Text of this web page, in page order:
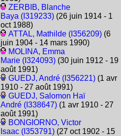
ZERBIB, Blanche
Baya (I319233) (26 juin 1914 - 1
oct 1988)
ATTAL, Mathilde (I356209) (6
juin 1904 - 14 mars 1990)
MOLINA, Emma
Marie (I324093) (30 juin 1912 - 19
août 1991)
GUEDJ, André (I356221) (1 avr
1910 - 27 août 1991)
GUEDJ, Salomon Haï
André (I338647) (1 avr 1910 - 27
août 1991)
BONGIORNO, Victor
Isaac (I353791) (27 oct 1902 - 15